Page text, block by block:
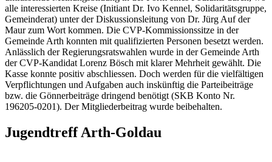
alle interessierten Kreise (Initiant Dr. Ivo Kennel, Solidaritätsgruppe,
Gemeinderat) unter der Diskussionsleitung von Dr. Jürg Auf der
Maur zum Wort kommen. Die CVP-Kommissionssitze in der
Gemeinde Arth konnten mit qualifizierten Personen besetzt werden.
Anlässlich der Regierungsratswahlen wurde in der Gemeinde Arth
der CVP-Kandidat Lorenz Bösch mit klarer Mehrheit gewählt. Die
Kasse konnte positiv abschliessen. Doch werden für die vielfältigen
Verpflichtungen und Aufgaben auch inskünftig die Parteibeiträge
bzw. die Gönnerbeiträge dringend benötigt (SKB Konto Nr.
196205-0201). Der Mitgliederbeitrag wurde beibehalten.
Jugendtreff Arth-Goldau